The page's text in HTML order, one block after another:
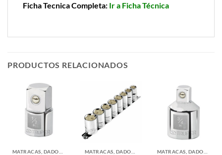
Ficha Tecnica Completa: Ir a Ficha Técnica
PRODUCTOS RELACIONADOS